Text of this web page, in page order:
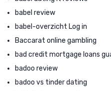
babel review
babel-overzicht Log in
Baccarat online gambling
bad credit mortgage loans
badoo review
badoo vs tinder dating